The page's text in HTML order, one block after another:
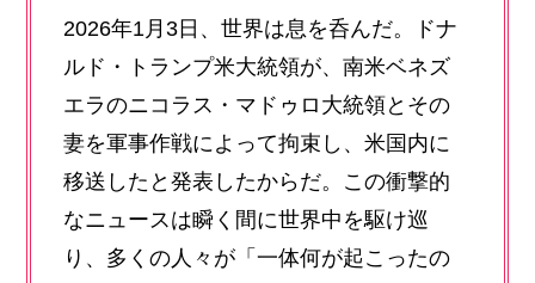
2026年1月3日、世界は息を呑んだ。ドナ
ルド・トランプ米大統領が、南米ベネズ
エラのニコラス・マドゥロ大統領とその
妻を軍事作戦によって拘束し、米国内に
移送したと発表したからだ。この衝撃的
なニュースは瞬く間に世界中を駆け巡
り、多くの人々が「一体何が起こったの